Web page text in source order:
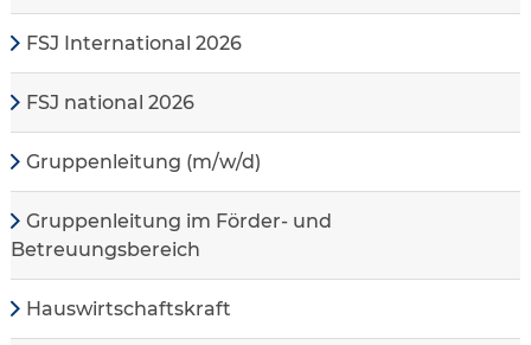
FSJ International 2026
FSJ national 2026
Gruppenleitung (m/w/d)
Gruppenleitung im Förder- und
Betreuungsbereich
Hauswirtschaftskraft